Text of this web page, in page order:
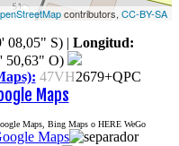
contributors, CC-BY-SA
08,05" S)| Longitud:
50,63" O)
47VH2679+QPC
Maps
Maps, Bing Maps o HERE WeGo